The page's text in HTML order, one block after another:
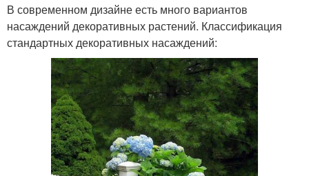
В современном дизайне есть много вариантов
насаждений декоративных растений. Классификация
стандартных декоративных насаждений: